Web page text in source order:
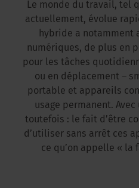
Le monde du travail, tel
actuellement, évolue
hybride a notamment
numériques, de plus en
pour les tâches
ou en déplacement –
portable et appareils
usage permanent.
toutefois : le fait d’être
d’utiliser sans arrêt ces
ce qu’on appelle « la